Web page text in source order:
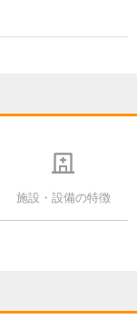
施設・設備の特徴